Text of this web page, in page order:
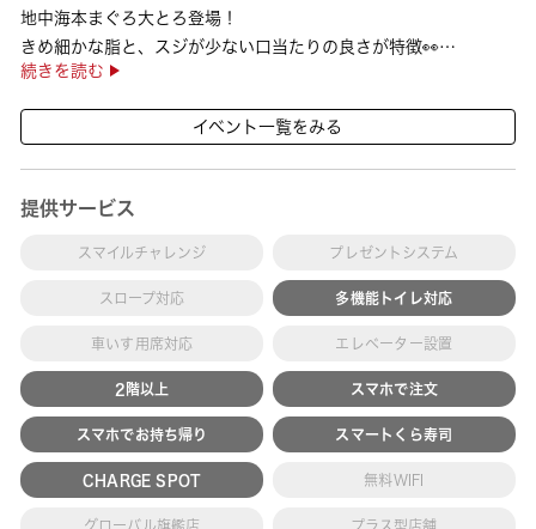
地中海本まぐろ大とろ登場！
きめ細かな脂と、スジが少ない口当たりの良さが特徴👀
さらに、鹿児島で育った高級魚【鹿児島県産活〆かんぱち】など
続きを読む
イベント一覧をみる
提供サービス
スマイルチャレンジ プレゼントシステム
スロープ対応 多機能トイレ対応
車いす用席対応 エレベーター設置
2階以上 スマホで注文
スマホでお持ち帰り スマートくら寿司
CHARGE SPOT 無料WIFI
グローバル旗艦店 プラス型店舗